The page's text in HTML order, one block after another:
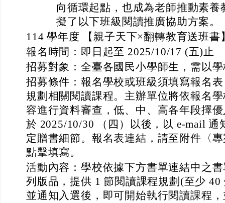
向循環起點，也成為老師推動素
擬了以下班級閱讀推廣協助方案。
114 學年度 【親子天下×翻轉教育送班
報名時間：即日起至 2025/10/17 (五)止
招募對象：全臺各國民小學師生，需以
招募條件：報名學校或班級須填寫報名
規劃相關閱讀課程。主辦單位將依報名
容進行資料審查，低、中、高各年段擇
於 2025/10/30 （四）以後，以 e-mail
定贈書細節。報名表連結，請至附件〈
點擊填寫。
活動內容：學校依據下方書單連結中之
列版品，提供 1 節閱讀課程規劃(至少
並通知入選後，即可開始執行閱讀課程